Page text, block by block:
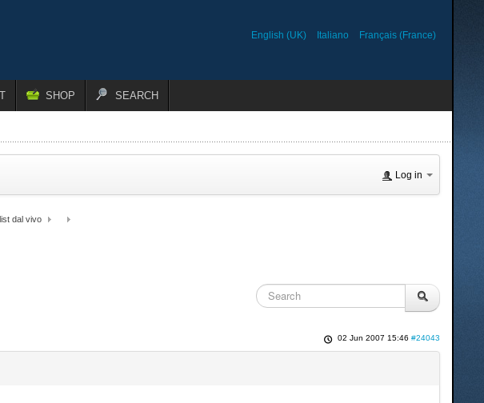
English (UK) Italiano Français (France)
SHOP SEARCH
Log in
dal vivo
02 Jun 2007 15:46 #24043